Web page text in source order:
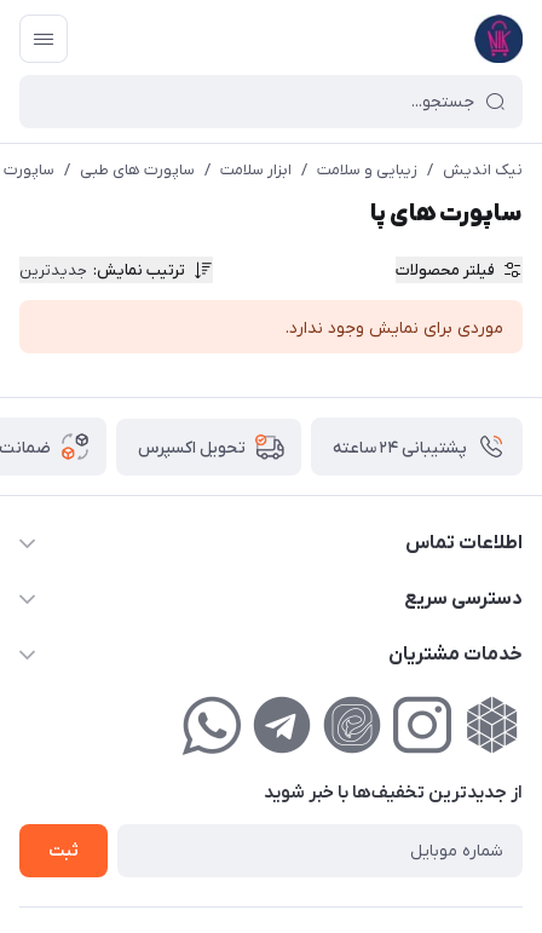
نیک اندیش / زیبایی و سلامت / ابزار سلامت / ساپورت های طبی / ساپورت
ساپورت های پا
فیلتر محصولات ترتیب نمایش: جدیدترین
موردی برای نمایش وجود ندارد.
پشتیبانی ۲۴ ساعته تحویل اکسپرس ضمانت
اطلاعات تماس
02177111474
کوچه گلریز 4 غربی ، پلاک 13
دسترسی سریع
حساب کاربری
لیست محصولات
خدمات مشتریان
راهنمای‌خرید‌آنلاین
حریم خصوصی
فروش‌اقساطی
از جدید‌ترین تخفیف‌ها با‌ خبر شوید
ثبت